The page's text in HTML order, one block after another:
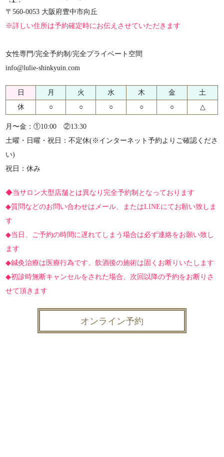
〒560-0053 大阪府豊中市向丘
※詳しい住所は予約確定時にお伝えさせていただきます
女性専門/完全予約制/完全プライベート空間
info@lulie-shinkyuin.com
日 月 火 水 木 金
土
休
○ ○ ○ ○ ○ △
月〜金：①10:00 ②13:30
土曜・日曜・祝日：不定休(※インターネット予約よりご確認くださ
い)
祝日：休み
◆当サロン大型店舗とは異なり完全予約制となっております
◆質問などのお問い合わせはメール、またはLINEにてお願い致しま
す
◆当日、ご予約の時間に遅れてしまう場合は必ず連絡をお願い致し
ます
◆鍼灸治療は医療行為です。飲酒後の施術は固くお断りいたします
◆初診時無断キャンセルをされた場合、次回以降の予約をお断りさ
せて頂きます
オンライン予約